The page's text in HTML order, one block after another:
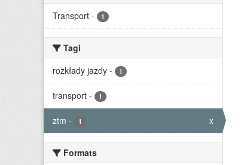
Transport - 1
Tagi
rozkłady jazdy - 1
transport - 1
ztm - 1 x
Formats